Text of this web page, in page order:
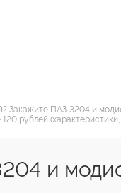
Закажите ПАЗ-3204 и
рублей
и